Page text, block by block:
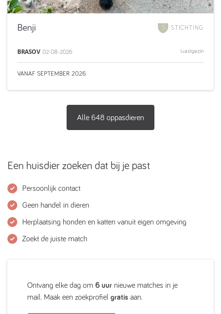
STICHTING
Benji
BRASOV 02-08-2026 Gastgezin
VANAF SEPTEMBER 2026
Alle 648 oppasdieren
Een huisdier zoeken dat bij je past
Persoonlijk contact
Geen handel in dieren
Herplaatsing honden en katten vanuit eigen omgeving
Zoekt de juiste match
Ontvang elke dag om 6 uur nieuwe matches in je
mail. Maak een zoekprofiel gratis aan.